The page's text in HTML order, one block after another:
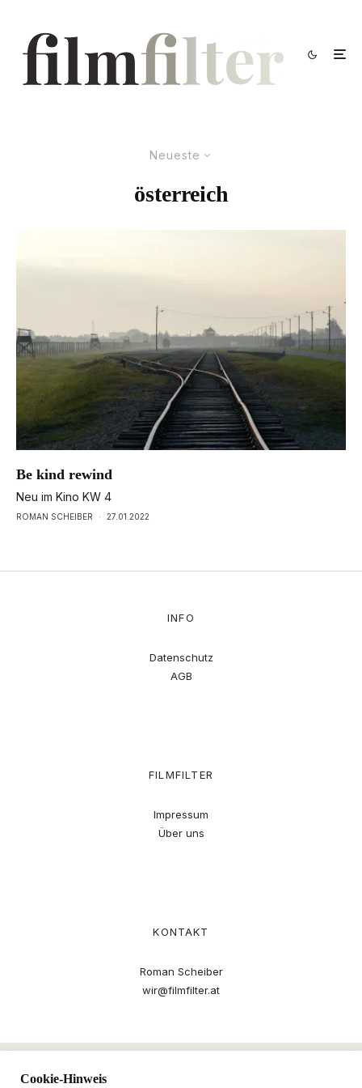
Neueste
österreich
Be kind rewind
Neu im Kino KW 4
ROMAN SCHEIBER · 27.01.2022
INFO
Datenschutz
AGB
FILMFILTER
Impressum
Über uns
KONTAKT
Roman Scheiber
wir@filmfilter.at
Cookie-Hinweis